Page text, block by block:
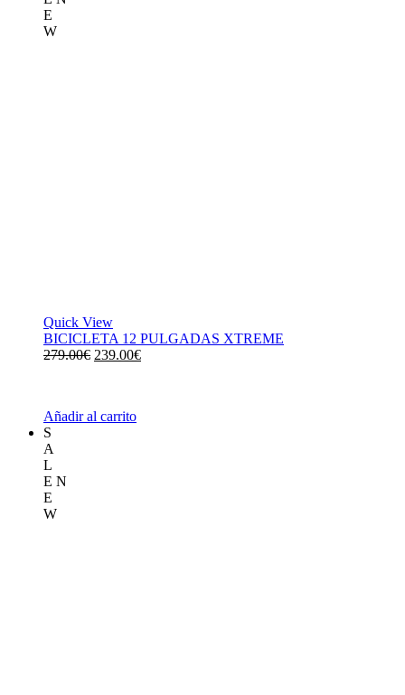
E
W
Quick View
BICICLETA 12 PULGADAS XTREME
279.00€ El
279.00€.
239.00€El
Añadir al carrito
S
A
L
E N
E
W